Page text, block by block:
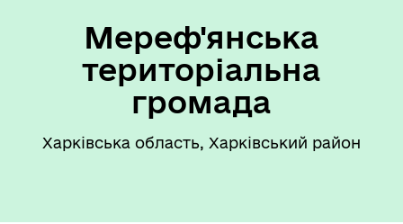
Мереф'янська
територіальна
громада
Харківська область, Харківський район